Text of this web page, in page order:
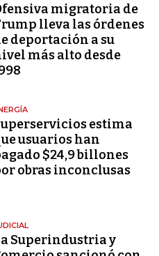
migratoria de
lleva las órdenes
deportación a su
más alto desde
estima
usuarios han
$24,9 billones
obras inconclusas
Superindustria y